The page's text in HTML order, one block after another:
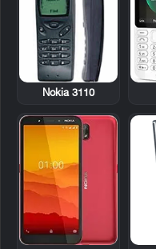
Nokia 3110